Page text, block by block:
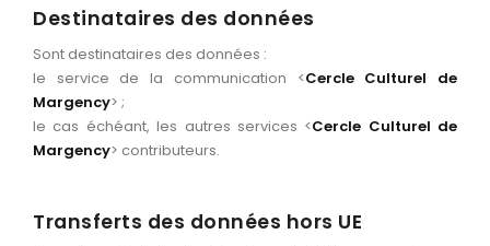
Destinataires des données
Sont destinataires des données :
le service de la communication <Cercle Culturel de
Margency> ;
le cas échéant, les autres services <Cercle Culturel de
Margency> contributeurs.
Transferts des données hors UE